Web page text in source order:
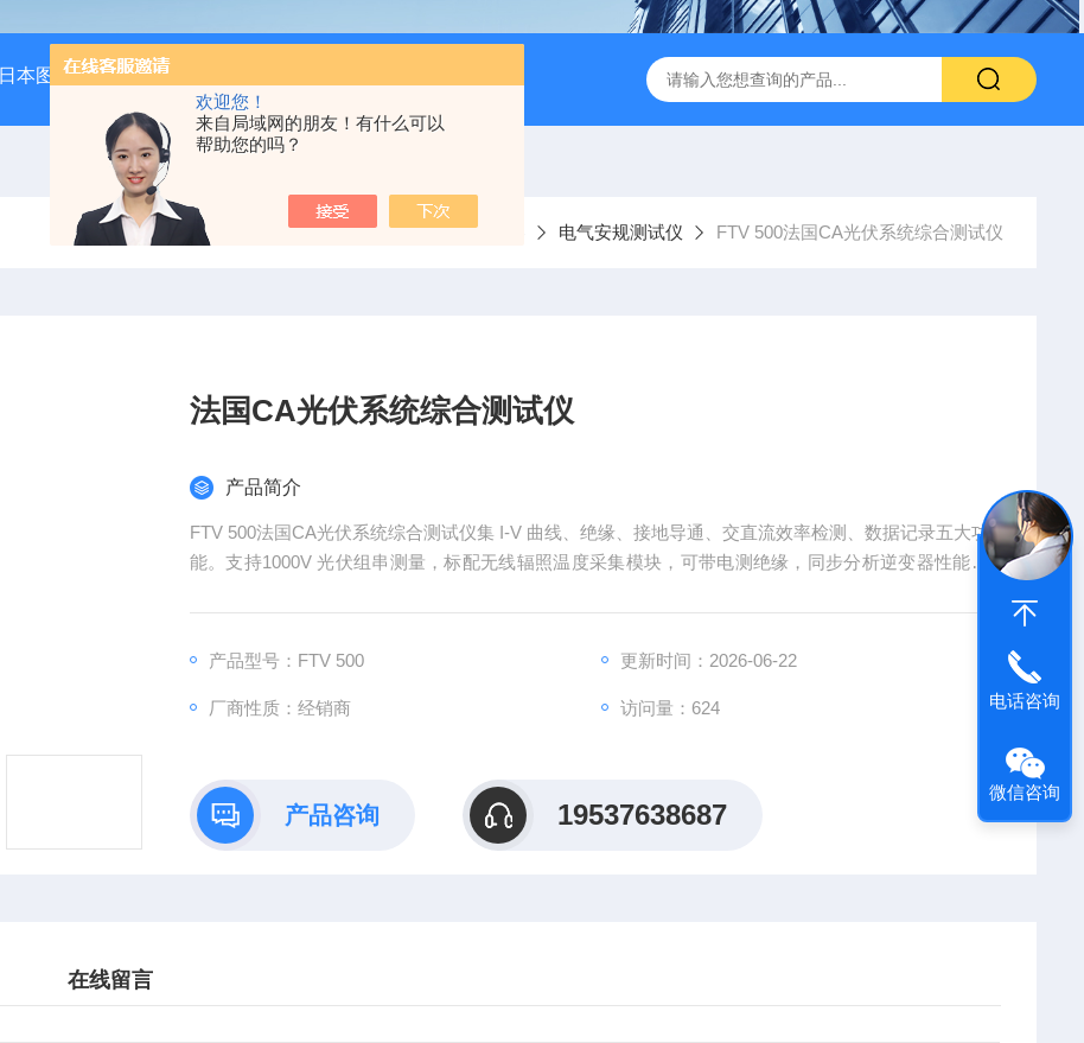
欢迎您！
来自局域网的朋友！有什么可以
帮助您的吗？
日本图技GL240图技GL240存储记录仪/数据采集记录器 GL840-M/GL840WV图技GL840存储记录仪/数据采集仪 GL980记
当前位置： 产品中心 电力电子测试仪器 电气安规测试仪 FTV 500法国CA光伏系统综合测试仪
法国CA光伏系统综合测试仪
产品简介
FTV 500法国CA光伏系统综合测试仪集 I-V 曲线、绝缘、接地导通、交直流效率检测、数据记录五大功
能。支持1000V 光伏组串测量，标配无线辐照温度采集模块，可带电测绝缘，同步分析逆变器性能，
产品型号：FTV 500
更新时间：2026-06-22
厂商性质：经销商 访问量：624
产品咨询 19537638687
在线留言
电话咨询
微信咨询